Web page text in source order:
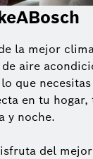
la mejor
aire
que
en tu hogar,
y noche.
del